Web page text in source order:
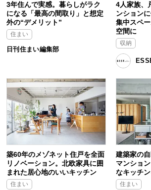
3年住んで実感。暮らしがラク
になる「最高の間取り」と想定
外の“デメリット”
住まい
日刊住まい編集部
4人家族、
ンション
集中スペ
空間に
収納
築60年のメゾネット住戸を全面
リノベーション。北欧家具に囲
まれた居心地のいいキッチン
住まい
建築家の
マンショ
なキッチ
住まい